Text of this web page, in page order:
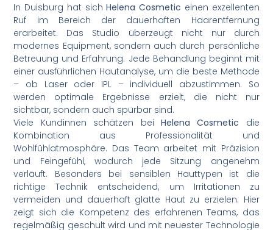
In Duisburg hat sichHelena Cosmetic einen exzellenten
Ruf im Bereich der dauerhaften Haarentfernung
erarbeitet. Das Studio überzeugt nicht nur durch
modernes Equipment, sondern auch durch persönliche
Betreuung und Erfahrung. Jede Behandlung beginnt mit
einer ausführlichen Hautanalyse, um die beste Methode
– ob Laser oder IPL – individuell abzustimmen. So
werden optimale Ergebnisse erzielt, die nicht nur
sichtbar, sondern auch spürbar sind.
Viele Kundinnen schätzen bei Helena Cosmetic die
Kombination aus Professionalität und
Wohlfühlatmosphäre. Das Team arbeitet mit Präzision
und Feingefühl, wodurch jede Sitzung angenehm
verläuft. Besonders bei sensiblen Hauttypen ist die
richtige Technik entscheidend, um Irritationen zu
vermeiden und dauerhaft glatte Haut zu erzielen. Hier
zeigt sich die Kompetenz des erfahrenen Teams, das
regelmäßig geschult wird und mit neuester Technologie